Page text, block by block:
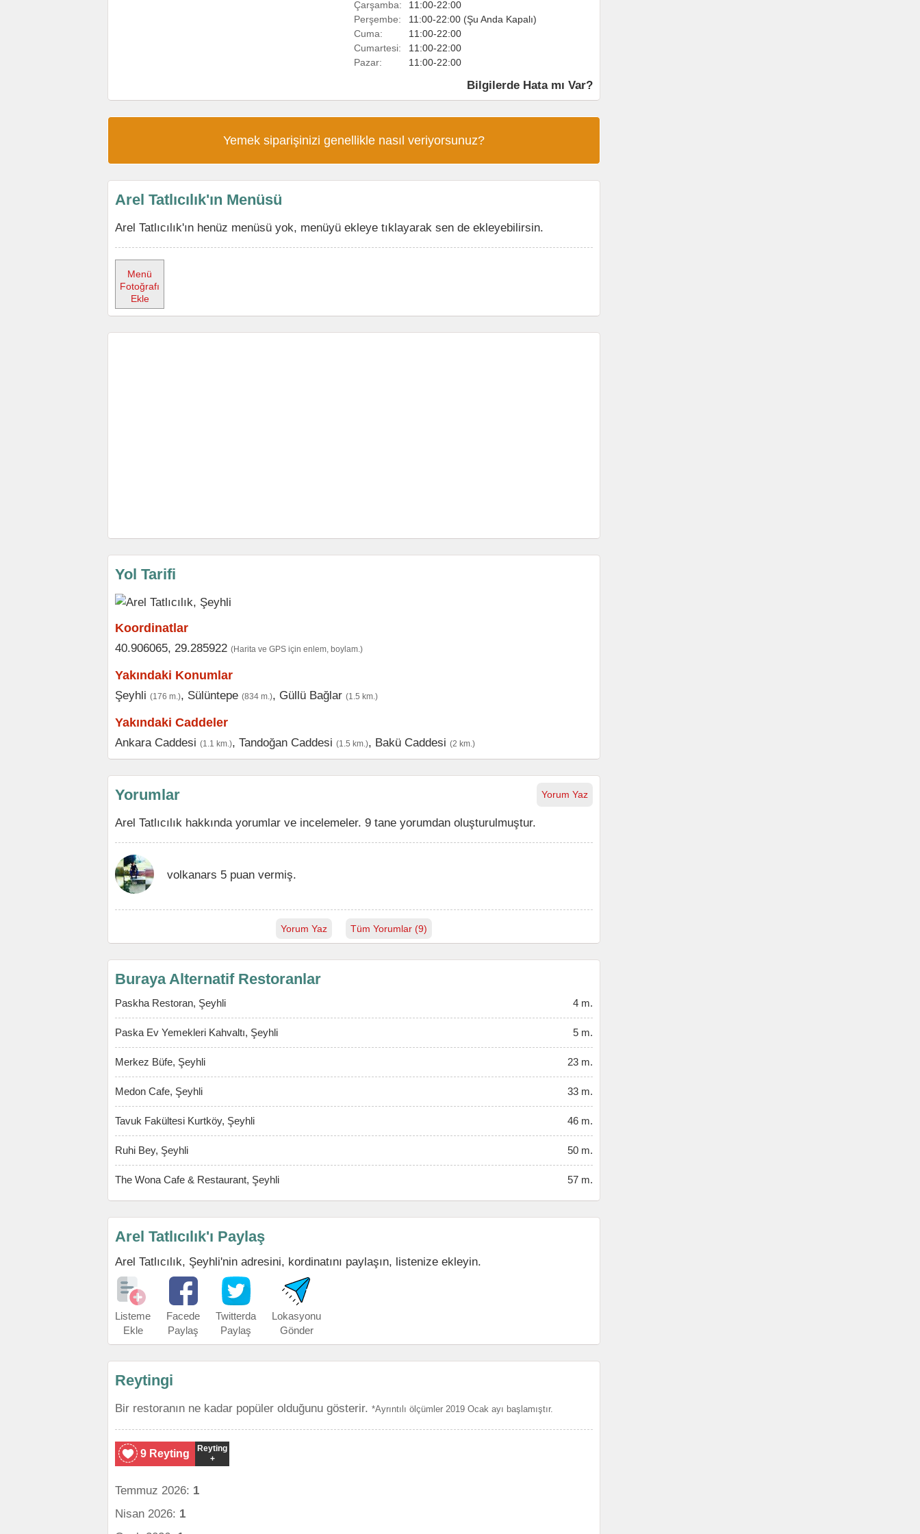
Çarşamba:
11:00-22:00
Perşembe:
11:00-22:00 (Şu Anda Kapalı)
Cuma:
11:00-22:00
Cumartesi:
11:00-22:00
Pazar:
11:00-22:00
Bilgilerde Hata mı Var?
Yemek siparişinizi genellikle nasıl veriyorsunuz?
Arel Tatlıcılık'ın Menüsü
Arel Tatlıcılık'ın henüz menüsü yok, menüyü ekleye tıklayarak sen de ekleyebilirsin.
Menü
Fotoğrafı
Ekle
Yol Tarifi
Koordinatlar
40.906065, 29.285922 (Harita ve GPS için enlem, boylam.)
Yakındaki Konumlar
Şeyhli (176 m.), Sülüntepe (834 m.), Güllü Bağlar (1.5 km.)
Yakındaki Caddeler
Ankara Caddesi (1.1 km.), Tandoğan Caddesi (1.5 km.), Bakü Caddesi (2 km.)
Yorum Yaz
Yorumlar
Arel Tatlıcılık hakkında yorumlar ve incelemeler. 9 tane yorumdan oluşturulmuştur.
volkanars 5 puan vermiş.
Yorum Yaz Tüm Yorumlar (9)
Buraya Alternatif Restoranlar
Paskha Restoran, Şeyhli 4 m.
Paska Ev Yemekleri Kahvaltı, Şeyhli 5 m.
Merkez Büfe, Şeyhli 23 m.
Medon Cafe, Şeyhli 33 m.
Tavuk Fakültesi Kurtköy, Şeyhli 46 m.
Ruhi Bey, Şeyhli 50 m.
The Wona Cafe & Restaurant, Şeyhli 57 m.
Arel Tatlıcılık'ı Paylaş
Arel Tatlıcılık, Şeyhli'nin adresini, kordinatını paylaşın, listenize ekleyin.
Listeme
Ekle
Facede
Paylaş
Twitterda
Paylaş
Lokasyonu
Gönder
Reytingi
Bir restoranın ne kadar popüler olduğunu gösterir. *Ayrıntılı ölçümler 2019 Ocak ayı başlamıştır.
9 Reyting
Reyting
+
Temmuz 2026: 1
Nisan 2026: 1